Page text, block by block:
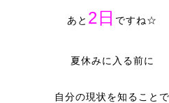
あと 2日 ですね☆
夏休みに入る前に
自分の現状を知ることで